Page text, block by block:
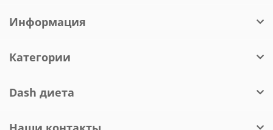
Информация
Категории
Dash диета